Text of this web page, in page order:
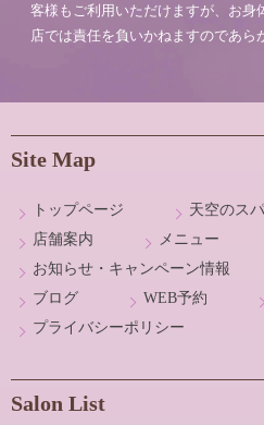
客様もご利用いただけますが、お身
店では責任を負いかねますのであら
Site Map
トップページ
天空のス
店舗案内
メニュー
お知らせ・キャンペーン情報
ブログ
WEB予約
プライバシーポリシー
Salon List